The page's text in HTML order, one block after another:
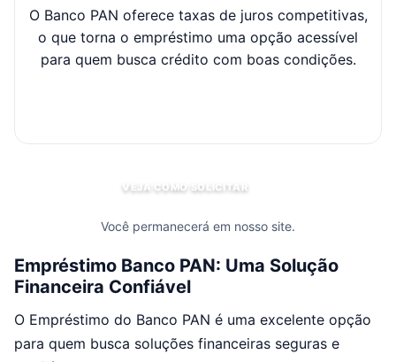
O Banco PAN oferece taxas de juros competitivas,
o que torna o empréstimo uma opção acessível
para quem busca crédito com boas condições.
VEJA COMO SOLICITAR
Você permanecerá em nosso site.
Empréstimo Banco PAN: Uma Solução
Financeira Confiável
O Empréstimo do Banco PAN é uma excelente opção
para quem busca soluções financeiras seguras e